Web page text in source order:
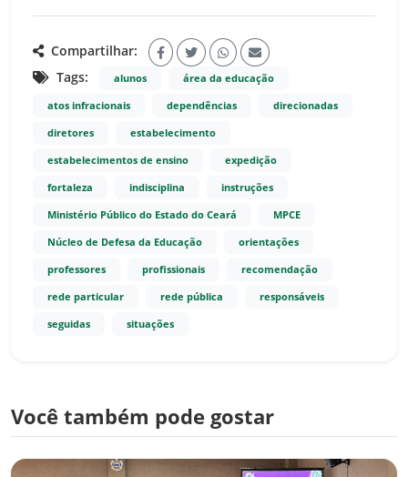
Compartilhar:
Tags:
alunos área da educação
atos infracionais dependências direcionadas
diretores estabelecimento
estabelecimentos de ensino expedição
fortaleza indisciplina instruções
Ministério Público do Estado do Ceará MPCE
Núcleo de Defesa da Educação orientações
professores profissionais recomendação
rede particular rede pública responsáveis
seguidas situações
Você também pode gostar